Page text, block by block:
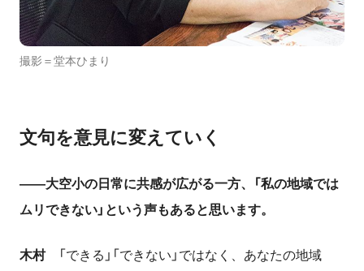
撮影＝堂本ひまり
文句を意見に変えていく
――大空小の日常に共感が広がる一方、「私の地域では
ムリできない」という声もあると思います。
木村「できる」「できない」ではなく、あなたの地域